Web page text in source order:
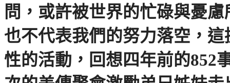
問，或許被世界的忙碌與憂
也不代表我們的努力落空，
性的活動，回想四年前的852